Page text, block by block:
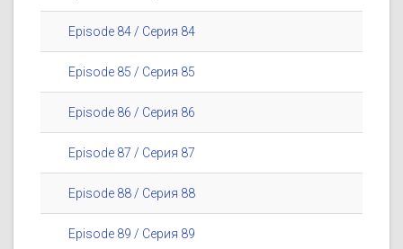
Episode 84 / Серия 84
Episode 85 / Серия 85
Episode 86 / Серия 86
Episode 87 / Серия 87
Episode 88 / Серия 88
Episode 89 / Серия 89